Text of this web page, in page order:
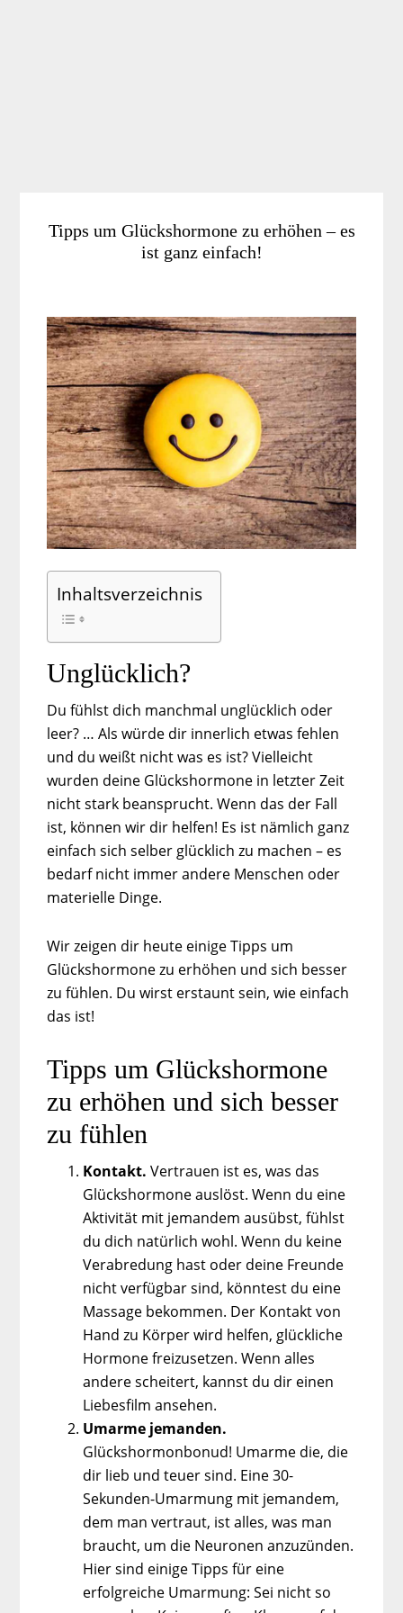
Tipps um Glückshormone zu erhöhen – es
ist ganz einfach!
Inhaltsverzeichnis
Unglücklich?
Du fühlst dich manchmal unglücklich oder
leer? … Als würde dir innerlich etwas fehlen
und du weißt nicht was es ist? Vielleicht
wurden deine Glückshormone in letzter Zeit
nicht stark beansprucht. Wenn das der Fall
ist, können wir dir helfen! Es ist nämlich ganz
einfach sich selber glücklich zu machen – es
bedarf nicht immer andere Menschen oder
materielle Dinge.
Wir zeigen dir heute einige Tipps um
Glückshormone zu erhöhen und sich besser
zu fühlen. Du wirst erstaunt sein, wie einfach
das ist!
Tipps um Glückshormone
zu erhöhen und sich besser
zu fühlen
Kontakt. Vertrauen ist es, was das
Glückshormone auslöst. Wenn du eine
Aktivität mit jemandem ausübst, fühlst
du dich natürlich wohl. Wenn du keine
Verabredung hast oder deine Freunde
nicht verfügbar sind, könntest du eine
Massage bekommen. Der Kontakt von
Hand zu Körper wird helfen, glückliche
Hormone freizusetzen. Wenn alles
andere scheitert, kannst du dir einen
Liebesfilm ansehen.
Umarme jemanden.
Glückshormonbonud! Umarme die, die
dir lieb und teuer sind. Eine 30-
Sekunden-Umarmung mit jemandem,
dem man vertraut, ist alles, was man
braucht, um die Neuronen anzuzünden.
Hier sind einige Tipps für eine
erfolgreiche Umarmung: Sei nicht so